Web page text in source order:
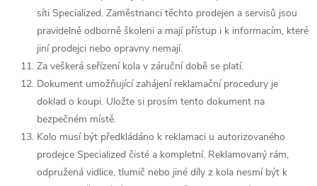
síti Specialized. Zaměstnanci těchto prodejen a servisů jsou
pravidelně odborně školeni a mají přístup i k informacím, které
jiní prodejci nebo opravny nemají.
Za veškerá seřízení kola v záruční době se platí.
Dokument umožňující zahájení reklamační procedury je
doklad o koupi. Uložte si prosím tento dokument na
bezpečném místě.
Kolo musí být předkládáno k reklamaci u autorizovaného
prodejce Specialized čisté a kompletní. Reklamovaný rám,
odpružená vidlice, tlumič nebo jiné díly z kola nesmí být k